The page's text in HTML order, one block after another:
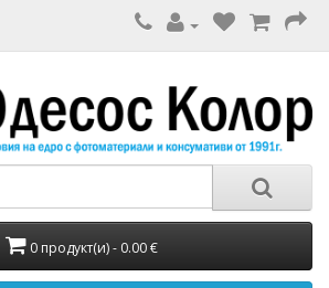
0 продукт(и) - 0.00 €